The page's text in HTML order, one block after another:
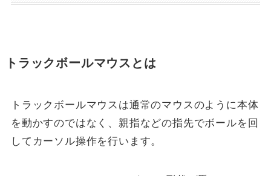
トラックボールマウスとは
トラックボールマウスは通常のマウスのように本体
を動かすのではなく、親指などの指先でボールを回
してカーソル操作を行います。